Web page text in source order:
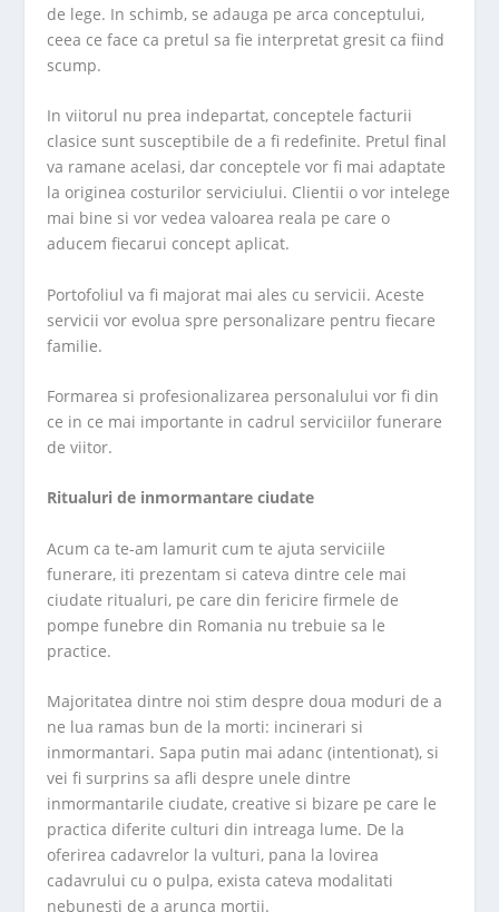
de lege. In schimb, se adauga pe arca conceptului,
ceea ce face ca pretul sa fie interpretat gresit ca fiind
scump.
In viitorul nu prea indepartat, conceptele facturii
clasice sunt susceptibile de a fi redefinite. Pretul final
va ramane acelasi, dar conceptele vor fi mai adaptate
la originea costurilor serviciului. Clientii o vor intelege
mai bine si vor vedea valoarea reala pe care o
aducem fiecarui concept aplicat.
Portofoliul va fi majorat mai ales cu servicii. Aceste
servicii vor evolua spre personalizare pentru fiecare
familie.
Formarea si profesionalizarea personalului vor fi din
ce in ce mai importante in cadrul serviciilor funerare
de viitor.
Ritualuri de inmormantare ciudate
Acum ca te-am lamurit cum te ajuta serviciile
funerare, iti prezentam si cateva dintre cele mai
ciudate ritualuri, pe care din fericire firmele de
pompe funebre din Romania nu trebuie sa le
practice.
Majoritatea dintre noi stim despre doua moduri de a
ne lua ramas bun de la morti: incinerari si
inmormantari. Sapa putin mai adanc (intentionat), si
vei fi surprins sa afli despre unele dintre
inmormantarile ciudate, creative si bizare pe care le
practica diferite culturi din intreaga lume. De la
oferirea cadavrelor la vulturi, pana la lovirea
cadavrului cu o pulpa, exista cateva modalitati
nebunesti de a arunca mortii.